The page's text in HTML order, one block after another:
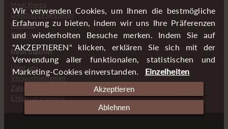
Mein Konto
Geschichte bestellen
Kontakt
Gallery
Information
Über uns
Versandmethoden
Zahlungsmöglichkeiten
Erstattungspolitik
Wir verwenden Cookies, um Ihnen die bestmögliche
Erfahrung zu bieten, indem wir uns Ihre Präferenzen
und wiederholten Besuche merken. Indem Sie auf
"AKZEPTIEREN" klicken, erklären Sie sich mit der
Verwendung aller funktionalen, statistischen und
Marketing-Cookies einverstanden.
Einzelheiten
Akzeptieren
Ablehnen